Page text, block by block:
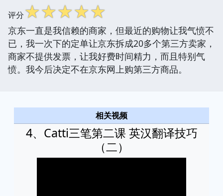
评分☆☆☆☆☆
京东一直是我信赖的商家，但最近的购物让我气愤不
已，我一次下的定单让京东拆成20多个第三方卖家，
商家不提供发票，让我好费时间精力，而且特别气
愤。我今后决定不在京东网上购第三方商品。
相关视频
4、Catti三笔第二课 英汉翻译技巧
（二）